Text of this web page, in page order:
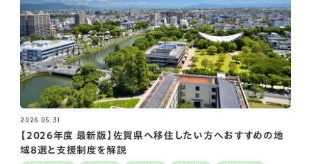
2026.05.31
【2026年度 最新版】佐賀県へ移住したい方へおすすめの地
域8選と支援制度を解説